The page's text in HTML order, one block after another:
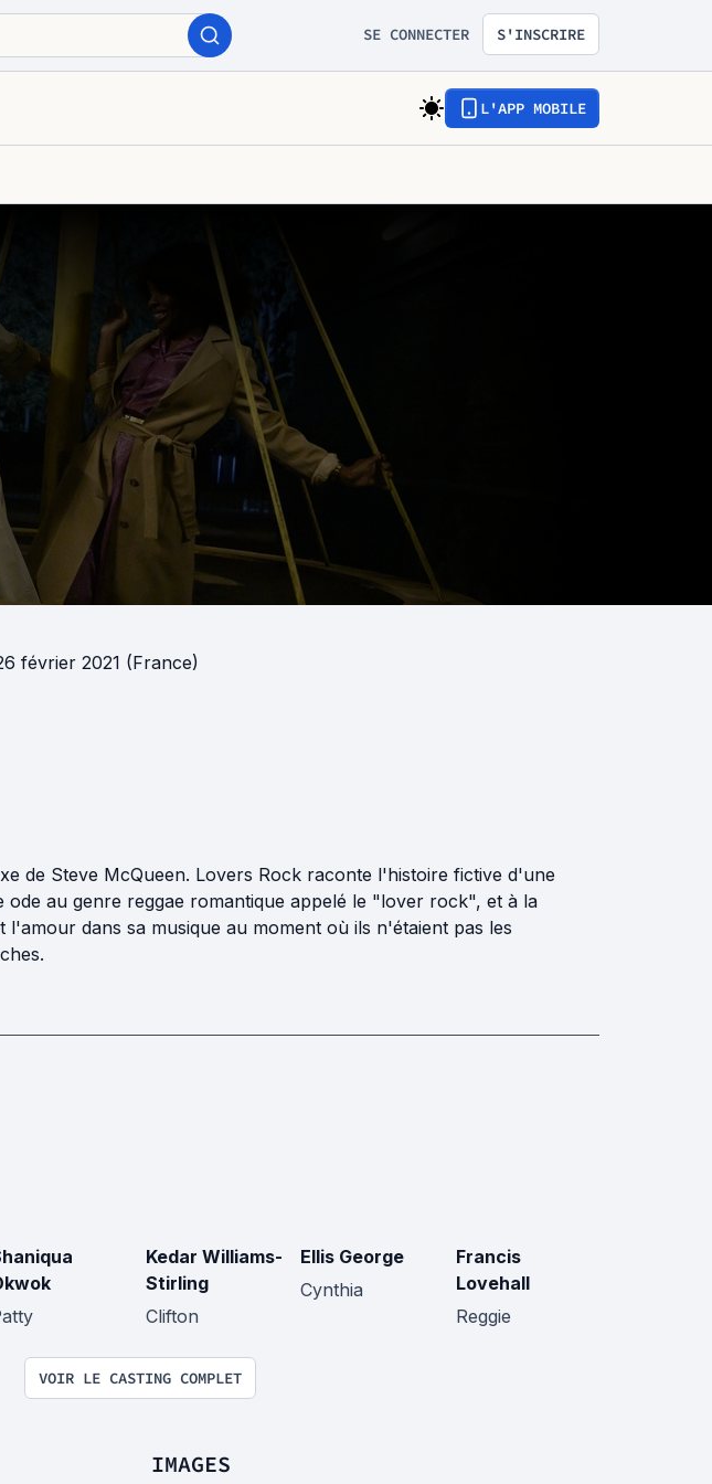
SE CONNECTER S'INSCRIRE
L'APP MOBILE
février 2021 (France)
de Steve McQueen. Lovers Rock raconte l'histoire fictive d'une
au genre reggae romantique appelé le "lover rock", et à la
dans sa musique au moment où ils n'étaient pas les
Kedar Williams-
Stirling
Clifton
Ellis George
Cynthia
Francis
Lovehall
Reggie
VOIR LE CASTING COMPLET
IMAGES